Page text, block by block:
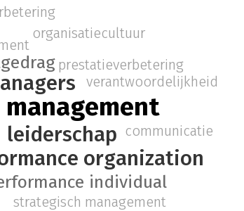
management
leiderschap
organization
individual
verantwoordelijkheid
prestatieverbetering
organisatiecultuur
strategisch management
communicatie